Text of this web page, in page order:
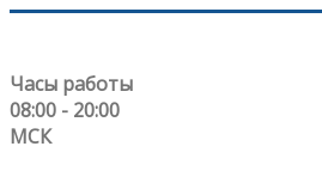
Часы работы
08:00 - 20:00
МСК